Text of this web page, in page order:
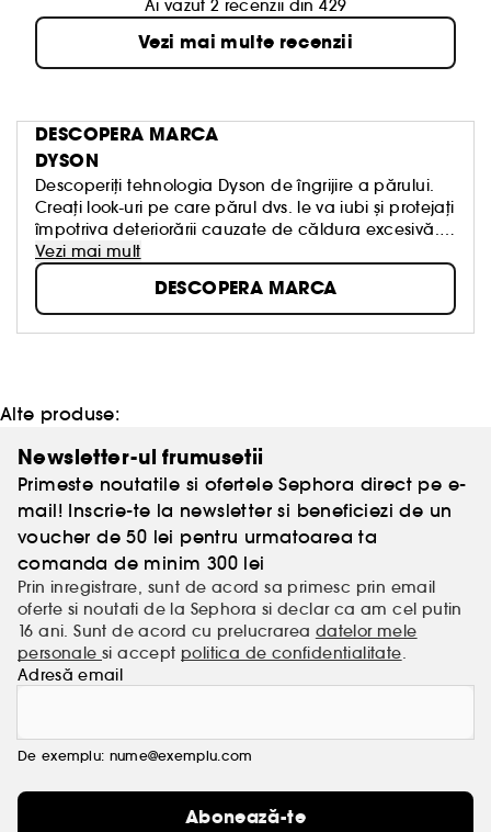
Ai vazut 2 recenzii din 429
Vezi mai multe recenzii
DESCOPERA MARCA
DYSON
Descoperiți tehnologia Dyson de îngrijire a părului.
Creați look-uri pe care părul dvs. le va iubi și protejați
împotriva deteriorării cauzate de căldura excesivă.
Cu un accent mai mare pe control și mai puțină
dependență de căldură.
Vezi mai mult
DESCOPERA MARCA
Alte produse:
Newsletter-ul frumusetii
Primeste noutatile si ofertele Sephora direct pe e-
mail! Inscrie-te la newsletter si beneficiezi de un
voucher de 50 lei pentru urmatoarea ta
comanda de minim 300 lei
Prin inregistrare, sunt de acord sa primesc prin email
oferte si noutati de la Sephora si declar ca am cel putin
16 ani. Sunt de acord cu prelucrarea datelor mele
personalesi accept politica de confidentialitate.
Adresă email
De exemplu: nume@exemplu.com
Abonează-te